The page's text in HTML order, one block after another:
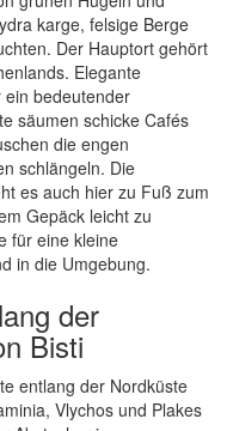
karge, felsige Berge
Der Hauptort gehört
Elegante
bedeutender
säumen schicke Cafés
die engen
schlängeln. Die
es auch hier zu Fuß zum
Gepäck leicht zu
für eine kleine
in die Umgebung.
der
Bisti
entlang der Nordküste
Vlychos und Plakes